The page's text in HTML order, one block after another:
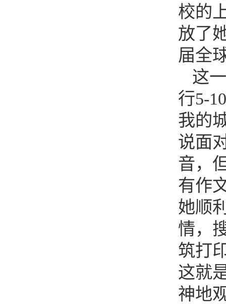
校的
放了
届全
这
行5-
我的
说面
音，
有作
她顺
情，
筑打
这就
神地